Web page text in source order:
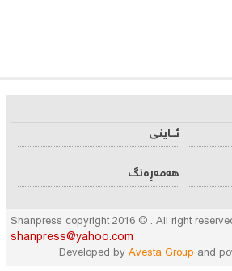
ئـــاینی
هه‌مه‌ڕه‌نگ
Shanpress copyright 2016 © . All right
shanpress@yahoo.com
Developed by Avesta Group and